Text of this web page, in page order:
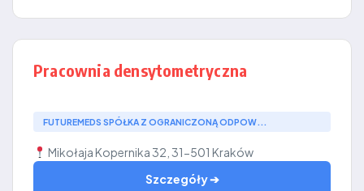
Pracownia densytometryczna
FUTUREMEDS SPÓŁKA Z OGRANICZONĄ ODPOW...
Mikołaja Kopernika 32, 31-501 Kraków
Szczegóły ➔